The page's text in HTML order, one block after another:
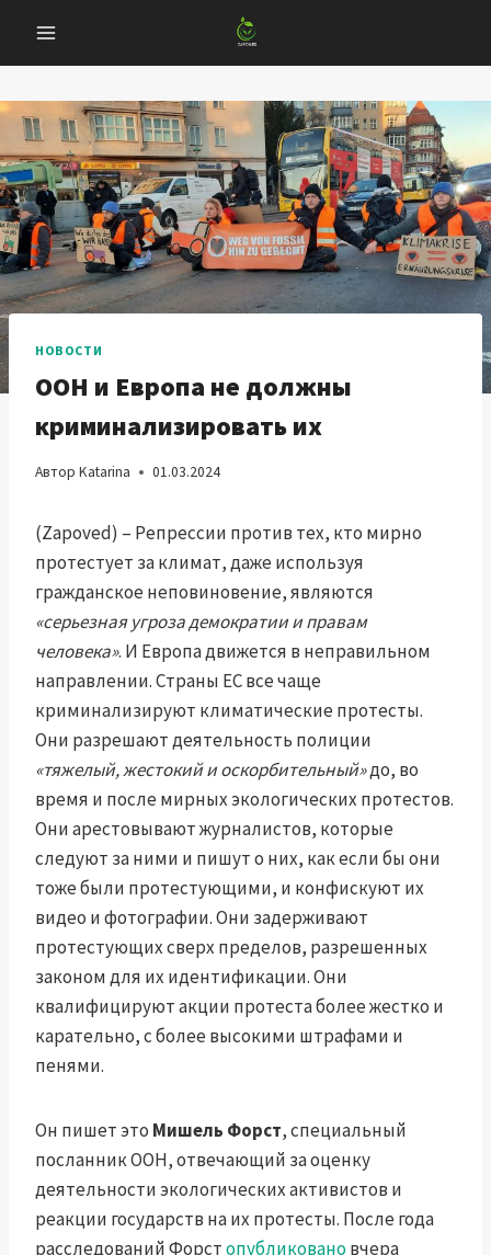
содержанию
НОВОСТИ
ООН и Европа не должны
криминализировать их
Автор Katarina 01.03.2024
(Zapoved) – Репрессии против тех, кто мирно
протестует за климат, даже используя
гражданское неповиновение, являются
«серьезная угроза демократии и правам
человека». И Европа движется в неправильном
направлении. Страны ЕС все чаще
криминализируют климатические протесты.
Они разрешают деятельность полиции
«тяжелый, жестокий и оскорбительный»до, во
время и после мирных экологических протестов.
Они арестовывают журналистов, которые
следуют за ними и пишут о них, как если бы они
тоже были протестующими, и конфискуют их
видео и фотографии. Они задерживают
протестующих сверх пределов, разрешенных
законом для их идентификации. Они
квалифицируют акции протеста более жестко и
карательно, с более высокими штрафами и
пенями.
Он пишет это Мишель Форст, специальный
посланник ООН, отвечающий за оценку
деятельности экологических активистов и
реакции государств на их протесты. После года
расследований Форстопубликовановчера